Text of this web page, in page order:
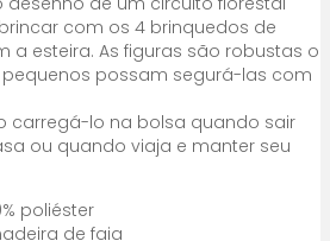
com os 4 brinquedos de
esteira. As figuras são robustas o
possam segurá-las com
carregá-lo na bolsa quando sair
ou quando viaja e manter seu
poliéster
de faia